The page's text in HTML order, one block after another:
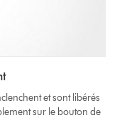
et sont libérés
sur le bouton de